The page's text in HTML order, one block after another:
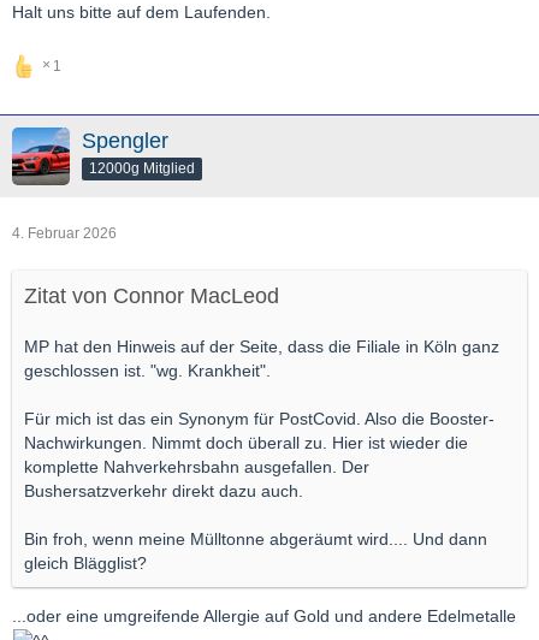
Halt uns bitte auf dem Laufenden.
1
Spengler
12000g Mitglied
4. Februar 2026
Zitat von Connor MacLeod
MP hat den Hinweis auf der Seite, dass die Filiale in Köln ganz
geschlossen ist. "wg. Krankheit".
Für mich ist das ein Synonym für PostCovid. Also die Booster-
Nachwirkungen. Nimmt doch überall zu. Hier ist wieder die
komplette Nahverkehrsbahn ausgefallen. Der
Bushersatzverkehr direkt dazu auch.
Bin froh, wenn meine Mülltonne abgeräumt wird.... Und dann
gleich Blägglist?
...oder eine umgreifende Allergie auf Gold und andere Edelmetalle